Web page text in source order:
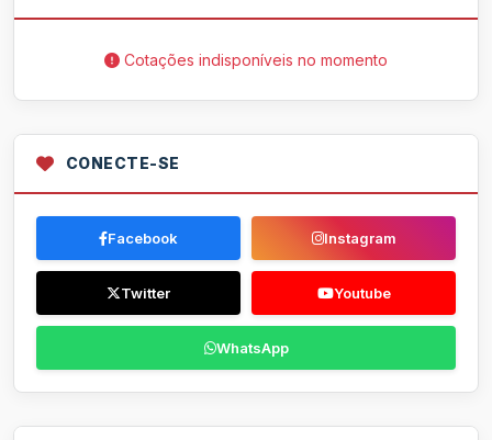
Cotações indisponíveis no momento
CONECTE-SE
Facebook Instagram
Twitter Youtube
WhatsApp